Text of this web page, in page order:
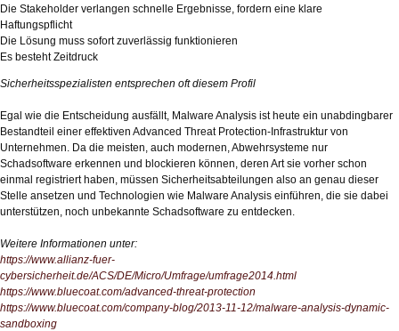
Die Stakeholder verlangen schnelle Ergebnisse, fordern eine klare
Haftungspflicht
Die Lösung muss sofort zuverlässig funktionieren
Es besteht Zeitdruck
Sicherheitsspezialisten entsprechen oft diesem Profil
Egal wie die Entscheidung ausfällt, Malware Analysis ist heute ein unabdingbarer
Bestandteil einer effektiven Advanced Threat Protection-Infrastruktur von
Unternehmen. Da die meisten, auch modernen, Abwehrsysteme nur
Schadsoftware erkennen und blockieren können, deren Art sie vorher schon
einmal registriert haben, müssen Sicherheitsabteilungen also an genau dieser
Stelle ansetzen und Technologien wie Malware Analysis einführen, die sie dabei
unterstützen, noch unbekannte Schadsoftware zu entdecken.
Weitere Informationen unter:
https://www.allianz-fuer-
cybersicherheit.de/ACS/DE/Micro/Umfrage/umfrage2014.html
https://www.bluecoat.com/advanced-threat-protection
https://www.bluecoat.com/company-blog/2013-11-12/malware-analysis-dynamic-
sandboxing